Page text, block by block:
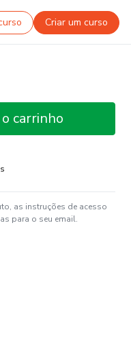
Criar um curso
carrinho
as instruções de acesso
para o seu email.